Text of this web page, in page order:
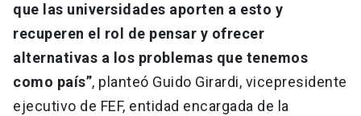
que las universidades aporten a esto y
recuperen el rol de pensar y ofrecer
alternativas a los problemas que tenemos
como país”, planteó Guido Girardi, vicepresidente
ejecutivo de FEF, entidad encargada de la